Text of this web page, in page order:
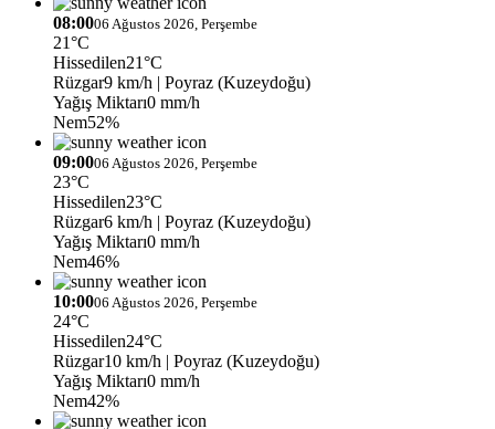
08:0006 Ağustos 2026, Perşembe
21°C
Hissedilen21°C
Rüzgar9 km/h | Poyraz (Kuzeydoğu)
Yağış Miktarı0 mm/h
Nem52%
09:0006 Ağustos 2026, Perşembe
23°C
Hissedilen23°C
Rüzgar6 km/h | Poyraz (Kuzeydoğu)
Yağış Miktarı0 mm/h
Nem46%
10:0006 Ağustos 2026, Perşembe
24°C
Hissedilen24°C
Rüzgar10 km/h | Poyraz (Kuzeydoğu)
Yağış Miktarı0 mm/h
Nem42%